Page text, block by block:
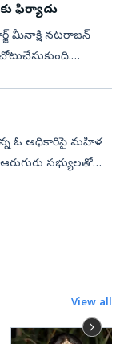
ఫిర్యాదు
మీనాక్షి నటరాజన్
ఓ అధికారిపై మహిళ
సభ్యులతో
View all